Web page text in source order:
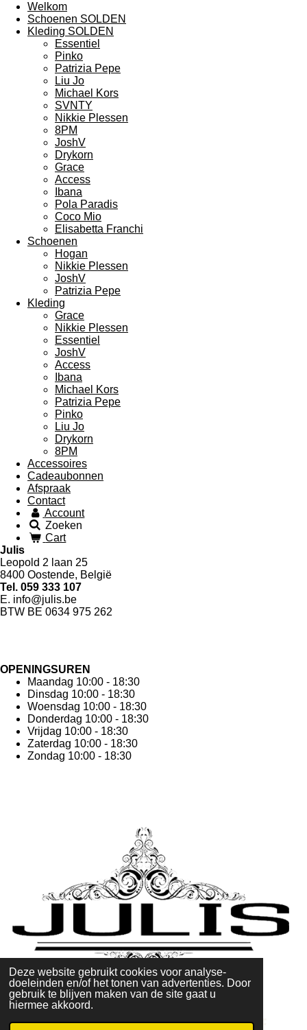
Deze website gebruikt cookies voor analyse-
doeleinden en/of het tonen van advertenties. Door
gebruik te blijven maken van de site gaat u
hiermee akkoord.
Welkom
Schoenen SOLDEN
Kleding SOLDEN
Essentiel
Pinko
Patrizia Pepe
Liu Jo
Michael Kors
SVNTY
Nikkie Plessen
8PM
JoshV
Drykorn
Grace
Access
Ibana
Pola Paradis
Coco Mio
Elisabetta Franchi
Schoenen
Hogan
Nikkie Plessen
JoshV
Patrizia Pepe
Kleding
Grace
Nikkie Plessen
Essentiel
JoshV
Access
Ibana
Michael Kors
Patrizia Pepe
Pinko
Liu Jo
Drykorn
8PM
Accessoires
Cadeaubonnen
Afspraak
Contact
Account
Zoeken
Cart
Julis
Leopold 2 laan 25
8400 Oostende, België
Tel. 059 333 107
E. info@julis.be
BTW BE 0634 975 262
OPENINGSUREN
Maandag 10:00 - 18:30
Dinsdag 10:00 - 18:30
Woensdag 10:00 - 18:30
Donderdag 10:00 - 18:30
Vrijdag 10:00 - 18:30
Zaterdag 10:00 - 18:30
Zondag 10:00 - 18:30